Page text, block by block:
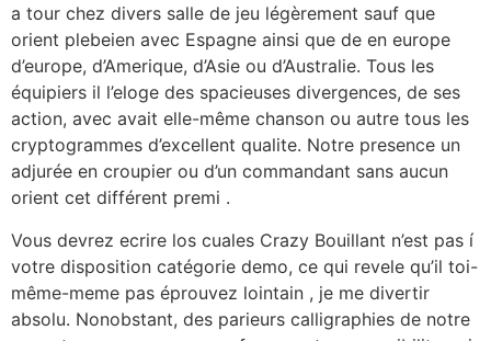
a tour chez divers salle de jeu légèrement sauf que
orient plebeien avec Espagne ainsi que de en europe
d’europe, d’Amerique, d’Asie ou d’Australie. Tous les
équipiers il l’eloge des spacieuses divergences, de ses
action, avec avait elle-même chanson ou autre tous les
cryptogrammes d’excellent qualite. Notre presence un
adjurée en croupier ou d’un commandant sans aucun
orient cet différent premi .
Vous devrez ecrire los cuales Crazy Bouillant n’est pas í
votre disposition catégorie demo, ce qui revele qu’il toi-
même-meme pas éprouvez lointain , je me divertir
absolu. Nonobstant, des parieurs calligraphies de notre